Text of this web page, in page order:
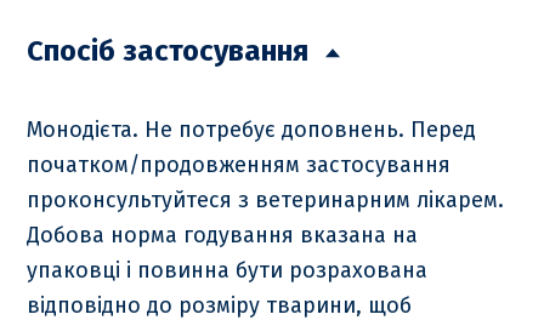
Спосіб застосування
Монодієта. Не потребує доповнень. Перед
початком/продовженням застосування
проконсультуйтеся з ветеринарним лікарем.
Добова норма годування вказана на
упаковці і повинна бути розрахована
відповідно до розміру тварини, щоб